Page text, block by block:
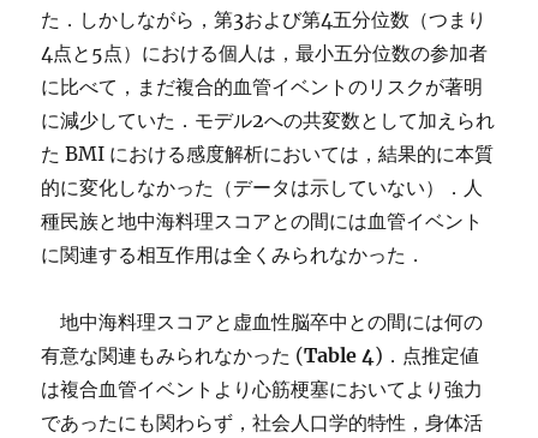
た．しかしながら，第3および第4五分位数（つまり
4点と5点）における個人は，最小五分位数の参加者
に比べて，まだ複合的血管イベントのリスクが著明
に減少していた．モデル2への共変数として加えられ
た BMI における感度解析においては，結果的に本質
的に変化しなかった（データは示していない）．人
種民族と地中海料理スコアとの間には血管イベント
に関連する相互作用は全くみられなかった．
地中海料理スコアと虚血性脳卒中との間には何の
有意な関連もみられなかった (Table 4)．点推定値
は複合血管イベントより心筋梗塞においてより強力
であったにも関わらず，社会人口学的特性，身体活